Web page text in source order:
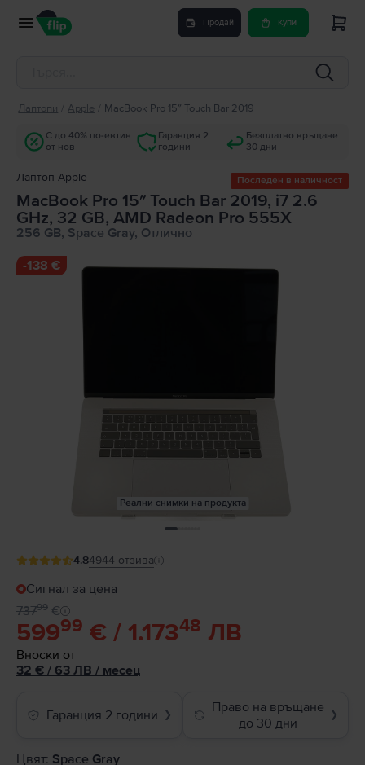
Продай Купи
Лаптопи Apple MacBook Pro 15″ Touch Bar 2019
С до 40% по-евтин
от нов
Гаранция 2
години
Безплатно връщане
30 дни
Лаптоп Apple Последен в наличност
MacBook Pro 15″ Touch Bar 2019, i7 2.6
GHz, 32 GB, AMD Radeon Pro 555X
256 GB, Space Gray, Отлично
-138 €
Реални снимки на продукта
4.84944 отзива
Сигнал за цена
59999 € / 1.17348 ЛВ
73799 €
Вноски от
32 € / 63 ЛВ / месец
Гаранция 2 години ❯
Право на връщане
до 30 дни
❯
Цвят: Space Gray